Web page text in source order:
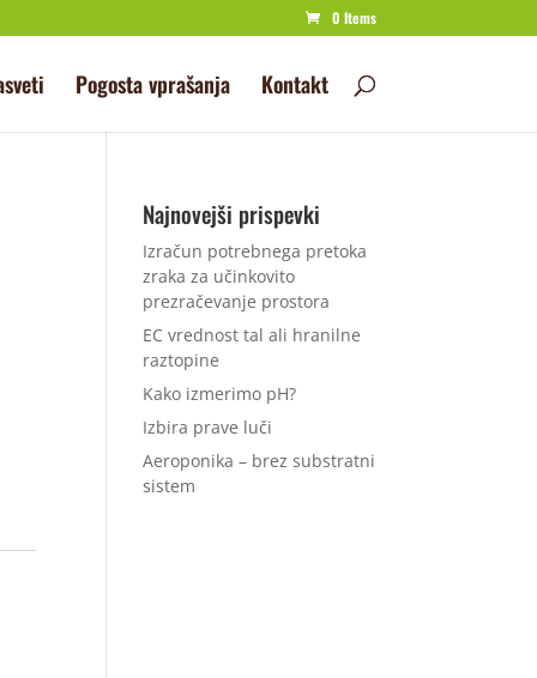
0 Items
Pogosta vprašanja Kontakt
Najnovejši prispevki
Izračun potrebnega pretoka
zraka za učinkovito
prezračevanje prostora
EC vrednost tal ali hranilne
raztopine
Kako izmerimo pH?
Izbira prave luči
Aeroponika – brez substratni
sistem